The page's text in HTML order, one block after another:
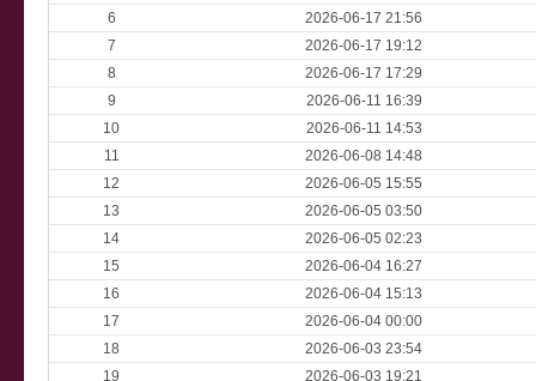
6
2026-06-17 21:56
7
2026-06-17 19:12
8
2026-06-17 17:29
9
2026-06-11 16:39
10
2026-06-11 14:53
11
2026-06-08 14:48
12
2026-06-05 15:55
13
2026-06-05 03:50
14
2026-06-05 02:23
15
2026-06-04 16:27
16
2026-06-04 15:13
17
2026-06-04 00:00
18
2026-06-03 23:54
19
2026-06-03 19:21